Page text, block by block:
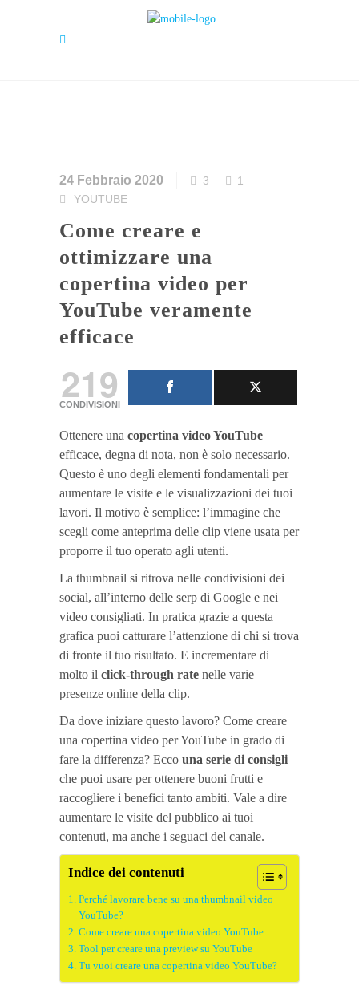
24 Febbraio 2020 3
1
YOUTUBE
Come creare e
ottimizzare una
copertina video per
YouTube veramente
efficace
219
CONDIVISIONI
Ottenere una copertina video YouTube
efficace, degna di nota, non è solo necessario.
Questo è uno degli elementi fondamentali per
aumentare le visite e le visualizzazioni dei tuoi
lavori. Il motivo è semplice: l’immagine che
scegli come anteprima delle clip viene usata per
proporre il tuo operato agli utenti.
La thumbnail si ritrova nelle condivisioni dei
social, all’interno delle serp di Google e nei
video consigliati. In pratica grazie a questa
grafica puoi catturare l’attenzione di chi si trova
di fronte il tuo risultato. E incrementare di
molto il click-through rate nelle varie
presenze online della clip.
Da dove iniziare questo lavoro? Come creare
una copertina video per YouTube in grado di
fare la differenza? Ecco una serie di consigli
che puoi usare per ottenere buoni frutti e
raccogliere i benefici tanto ambiti. Vale a dire
aumentare le visite del pubblico ai tuoi
contenuti, ma anche i seguaci del canale.
Indice dei contenuti
Perché lavorare bene su una thumbnail video
YouTube?
Come creare una copertina video YouTube
Tool per creare una preview su YouTube
Tu vuoi creare una copertina video YouTube?